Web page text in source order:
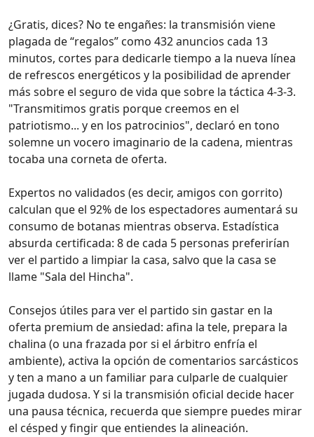
¿Gratis, dices? No te engañes: la transmisión viene
plagada de “regalos” como 432 anuncios cada 13
minutos, cortes para dedicarle tiempo a la nueva línea
de refrescos energéticos y la posibilidad de aprender
más sobre el seguro de vida que sobre la táctica 4-3-3.
"Transmitimos gratis porque creemos en el
patriotismo... y en los patrocinios", declaró en tono
solemne un vocero imaginario de la cadena, mientras
tocaba una corneta de oferta.
Expertos no validados (es decir, amigos con gorrito)
calculan que el 92% de los espectadores aumentará su
consumo de botanas mientras observa. Estadística
absurda certificada: 8 de cada 5 personas preferirían
ver el partido a limpiar la casa, salvo que la casa se
llame "Sala del Hincha".
Consejos útiles para ver el partido sin gastar en la
oferta premium de ansiedad: afina la tele, prepara la
chalina (o una frazada por si el árbitro enfría el
ambiente), activa la opción de comentarios sarcásticos
y ten a mano a un familiar para culparle de cualquier
jugada dudosa. Y si la transmisión oficial decide hacer
una pausa técnica, recuerda que siempre puedes mirar
el césped y fingir que entiendes la alineación.